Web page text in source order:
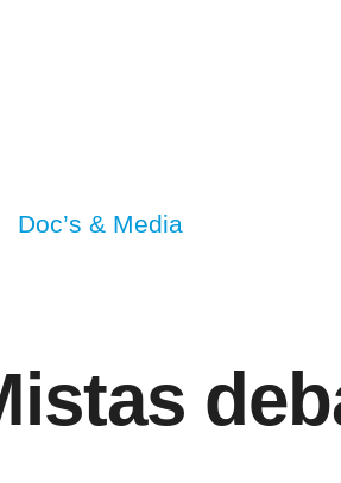
Doc’s & Media